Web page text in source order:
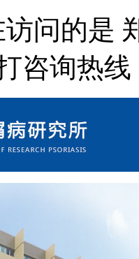
问的是
咨询热线